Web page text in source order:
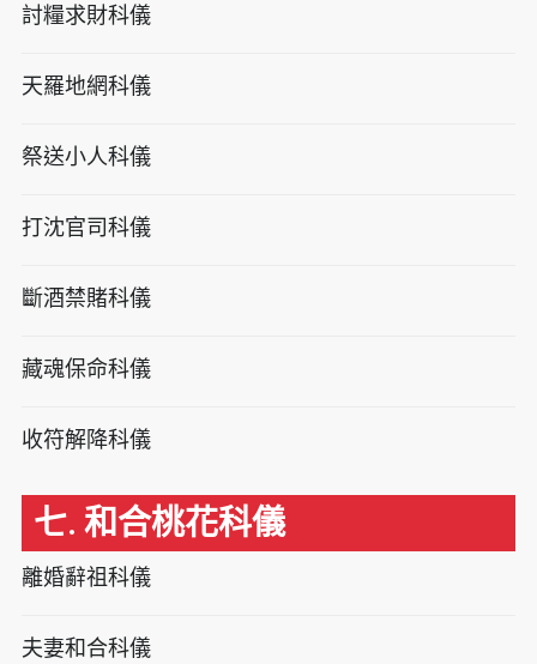
討糧求財科儀
天羅地網科儀
祭送小人科儀
打沈官司科儀
斷酒禁賭科儀
藏魂保命科儀
收符解降科儀
七. 和合桃花科儀
離婚辭祖科儀
夫妻和合科儀